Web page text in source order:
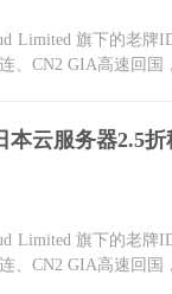
Limited 旗下的老
、CN2 GIA高速回
本云服务器2.5
Limited 旗下的老
、CN2 GIA高速回